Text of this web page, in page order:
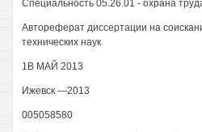
Специальность 05.26.01 - охрана
Автореферат диссертации на
технических наук
1В МАЙ 2013
Ижевск —2013
005058580